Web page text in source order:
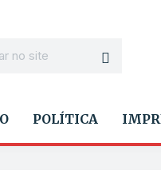
POLÍTICA